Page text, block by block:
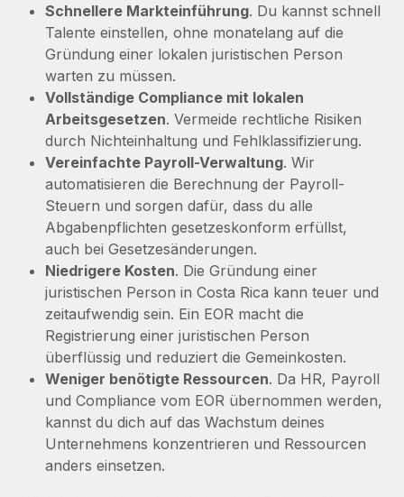
Schnellere Markteinführung. Du kannst schnell
Talente einstellen, ohne monatelang auf die
Gründung einer lokalen juristischen Person
warten zu müssen.
Vollständige Compliance mit lokalen
Arbeitsgesetzen. Vermeide rechtliche Risiken
durch Nichteinhaltung und Fehlklassifizierung.
Vereinfachte Payroll-Verwaltung. Wir
automatisieren die Berechnung der Payroll-
Steuern und sorgen dafür, dass du alle
Abgabenpflichten gesetzeskonform erfüllst,
auch bei Gesetzesänderungen.
Niedrigere Kosten. Die Gründung einer
juristischen Person in Costa Rica kann teuer und
zeitaufwendig sein. Ein EOR macht die
Registrierung einer juristischen Person
überflüssig und reduziert die Gemeinkosten.
Weniger benötigte Ressourcen. Da HR, Payroll
und Compliance vom EOR übernommen werden,
kannst du dich auf das Wachstum deines
Unternehmens konzentrieren und Ressourcen
anders einsetzen.